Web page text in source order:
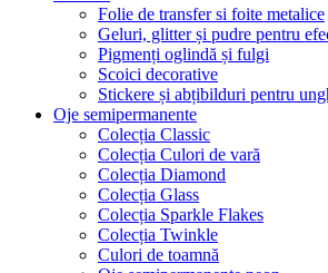
Folie de transfer si foite metalice
Geluri, glitter și pudre pentru
Pigmenți oglindă și fulgi
Scoici decorative
Stickere și abțibilduri pentru
Oje semipermanente
Colecția Classic
Colecția Culori de vară
Colecția Diamond
Colecția Glass
Colecția Sparkle Flakes
Colecția Twinkle
Culori de toamnă